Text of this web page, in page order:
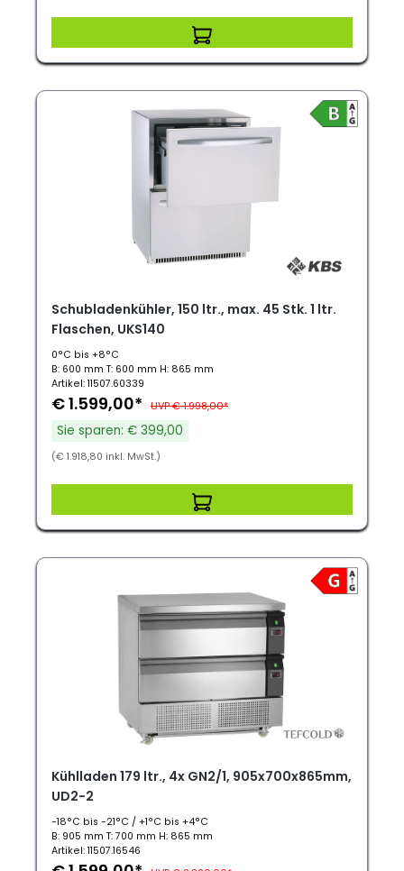
Schubladenkühler, 150 ltr., max. 45 Stk. 1 ltr.
Flaschen, UKS140
0°C bis +8°C
B: 600 mm T: 600 mm H: 865 mm
Artikel: 11507.60339
€ 1.599,00* UVP € 1.998,00*
Sie sparen: € 399,00
(€ 1.918,80 inkl. MwSt.)
Kühlladen 179 ltr., 4x GN2/1, 905x700x865mm,
UD2-2
-18°C bis -21°C / +1°C bis +4°C
B: 905 mm T: 700 mm H: 865 mm
Artikel: 11507.16546